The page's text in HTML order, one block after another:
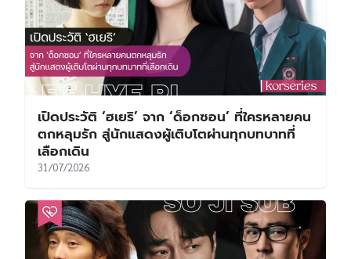
เปิดประวัติ ‘ฮเยริ’ จาก ‘ด็อกซอน’ ที่ใครหลายคน
ตกหลุมรัก สู่นักแสดงผู้เติบโตผ่านทุกบทบาทที่
เลือกเดิน
31/07/2026